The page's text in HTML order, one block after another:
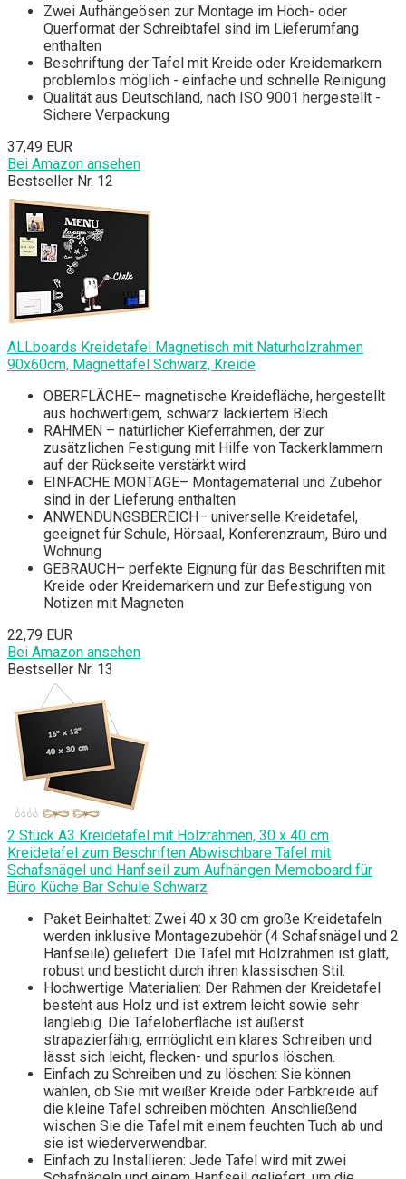
Zwei Aufhängeösen zur Montage im Hoch- oder
Querformat der Schreibtafel sind im Lieferumfang
enthalten
Beschriftung der Tafel mit Kreide oder Kreidemarkern
problemlos möglich - einfache und schnelle Reinigung
Qualität aus Deutschland, nach ISO 9001 hergestellt -
Sichere Verpackung
37,49 EUR
Bei Amazon ansehen
Bestseller Nr. 12
ALLboards Kreidetafel Magnetisch mit Naturholzrahmen
90x60cm, Magnettafel Schwarz, Kreide
OBERFLÄCHE– magnetische Kreidefläche, hergestellt
aus hochwertigem, schwarz lackiertem Blech
RAHMEN – natürlicher Kieferrahmen, der zur
zusätzlichen Festigung mit Hilfe von Tackerklammern
auf der Rückseite verstärkt wird
EINFACHE MONTAGE– Montagematerial und Zubehör
sind in der Lieferung enthalten
ANWENDUNGSBEREICH– universelle Kreidetafel,
geeignet für Schule, Hörsaal, Konferenzraum, Büro und
Wohnung
GEBRAUCH– perfekte Eignung für das Beschriften mit
Kreide oder Kreidemarkern und zur Befestigung von
Notizen mit Magneten
22,79 EUR
Bei Amazon ansehen
Bestseller Nr. 13
2 Stück A3 Kreidetafel mit Holzrahmen, 30 x 40 cm
Kreidetafel zum Beschriften Abwischbare Tafel mit
Schafsnägel und Hanfseil zum Aufhängen Memoboard für
Büro Küche Bar Schule Schwarz
Paket Beinhaltet: Zwei 40 x 30 cm große Kreidetafeln
werden inklusive Montagezubehör (4 Schafsnägel und 2
Hanfseile) geliefert. Die Tafel mit Holzrahmen ist glatt,
robust und besticht durch ihren klassischen Stil.
Hochwertige Materialien: Der Rahmen der Kreidetafel
besteht aus Holz und ist extrem leicht sowie sehr
langlebig. Die Tafeloberfläche ist äußerst
strapazierfähig, ermöglicht ein klares Schreiben und
lässt sich leicht, flecken- und spurlos löschen.
Einfach zu Schreiben und zu löschen: Sie können
wählen, ob Sie mit weißer Kreide oder Farbkreide auf
die kleine Tafel schreiben möchten. Anschließend
wischen Sie die Tafel mit einem feuchten Tuch ab und
sie ist wiederverwendbar.
Einfach zu Installieren: Jede Tafel wird mit zwei